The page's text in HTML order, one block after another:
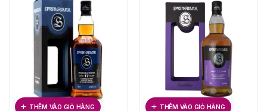
THÊM VÀO GIỎ HÀNG THÊM VÀO GIỎ HÀNG